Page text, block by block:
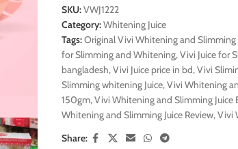
SKU:VWJ1222
Category:Whitening Juice
Tags:Original Vivi Whitening and Slimming
for Slimming and Whitening, Vivi Juice for
bangladesh, Vivi Juice price in bd, Vivi
Slimming whitening Juice, Vivi Whitening
150gm, Vivi Whitening and Slimming Juice
Whitening and Slimming Juice Review, Vivi
Share: